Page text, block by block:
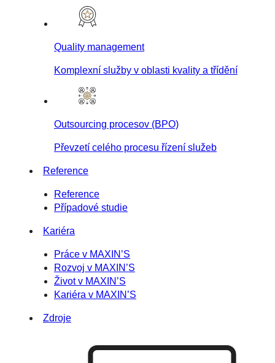
Quality management
Komplexní služby v oblasti kvality a třídění
Outsourcing procesov (BPO)
Převzetí celého procesu řízení služeb
Reference
Reference
Případové studie
Kariéra
Práce v MAXIN’S
Rozvoj v MAXIN’S
Život v MAXIN’S
Kariéra v MAXIN’S
Zdroje